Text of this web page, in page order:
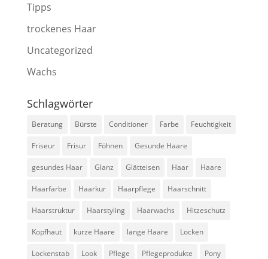
Tipps
trockenes Haar
Uncategorized
Wachs
Schlagwörter
Beratung Bürste Conditioner Farbe Feuchtigkeit
Friseur Frisur Föhnen Gesunde Haare
gesundes Haar Glanz Glätteisen Haar Haare
Haarfarbe Haarkur Haarpflege Haarschnitt
Haarstruktur Haarstyling Haarwachs Hitzeschutz
Kopfhaut kurze Haare lange Haare Locken
Lockenstab Look Pflege Pflegeprodukte Pony